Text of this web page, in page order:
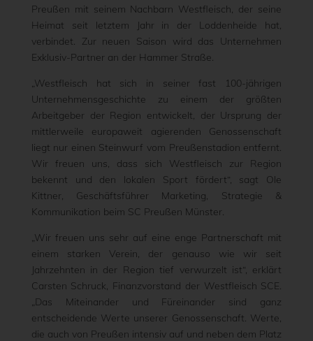
Preußen mit seinem Nachbarn Westfleisch, der seine
Heimat seit letztem Jahr in der Loddenheide hat,
verbindet. Zur neuen Saison wird das Unternehmen
Exklusiv-Partner an der Hammer Straße.
„Westfleisch hat sich in seiner fast 100-jährigen
Unternehmensgeschichte zu einem der größten
Arbeitgeber der Region entwickelt, der Ursprung der
mittlerweile europaweit agierenden Genossenschaft
liegt nur einen Steinwurf vom Preußenstadion entfernt.
Wir freuen uns, dass sich Westfleisch zur Region
bekennt und den lokalen Sport fördert“, sagt Ole
Kittner, Geschäftsführer Marketing, Strategie &
Kommunikation beim SC Preußen Münster.
„Wir freuen uns sehr auf eine enge Partnerschaft mit
einem starken Verein, der genauso wie wir seit
Jahrzehnten in der Region tief verwurzelt ist“, erklärt
Carsten Schruck, Finanzvorstand der Westfleisch SCE.
„Das Miteinander und Füreinander sind ganz
entscheidende Werte unserer Genossenschaft. Werte,
die auch von Preußen intensiv auf und neben dem Platz